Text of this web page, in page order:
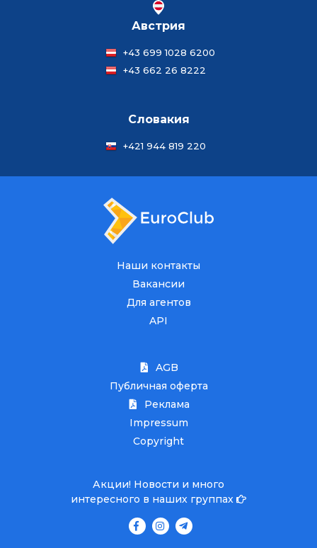
Австрия
+43 699 1028 6200
+43 662 26 8222
Словакия
+421 944 819 220
Наши контакты
Вакансии
Для агентов
API
AGB
Публичная оферта
Реклама
Impressum
Copyright
Акции! Новости и много
интересного в наших группах